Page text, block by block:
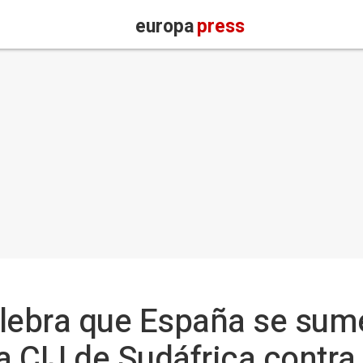
europapress
que España se